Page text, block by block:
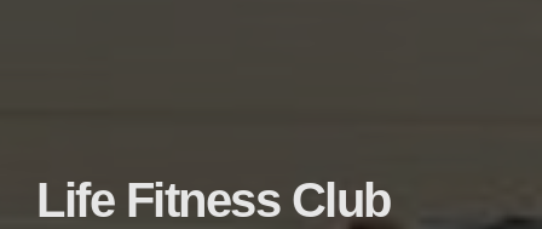
Life Fitness Club